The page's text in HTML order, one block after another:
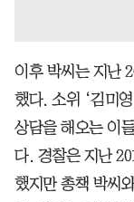
이후 박씨는 지난
했다. 소위 ‘김미
상담을 해오는 이
다. 경찰은 지난
했지만 총책 박씨